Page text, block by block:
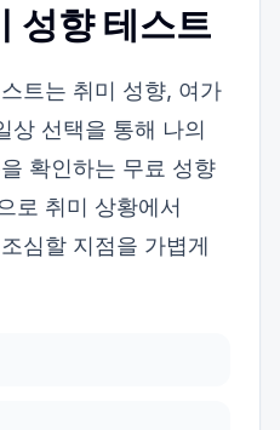
성향 테스트
트는 취미 성향, 여가
상 선택을 통해 나의
확인하는 무료 성향
로 취미 상황에서
심할 지점을 가볍게